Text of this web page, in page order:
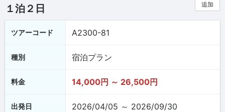
１泊２日
追加
ツアーコード A2300-81
種別 宿泊プラン
料金 14,000円 ～ 26,500円
出発日 2026/04/05 ～ 2026/09/30